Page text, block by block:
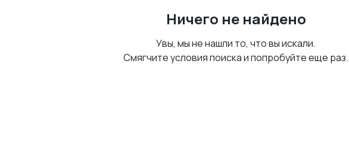
Ничего не найдено
Увы, мы не нашли то, что вы искали.
Смягчите условия поиска и попробуйте еще раз.